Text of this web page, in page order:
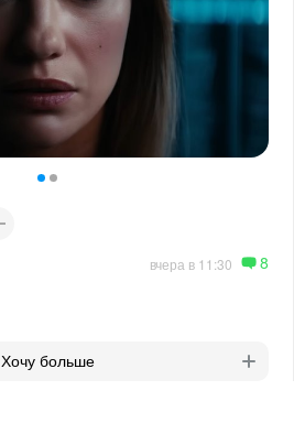
вчера в 11:30 8
Хочу больше